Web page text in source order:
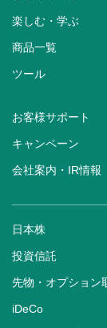
楽しむ・学ぶ
商品一覧
ツール
お客様サポート
キャンペーン
会社案内・IR情報
日本株
投資信託
先物・オプション
iDeCo